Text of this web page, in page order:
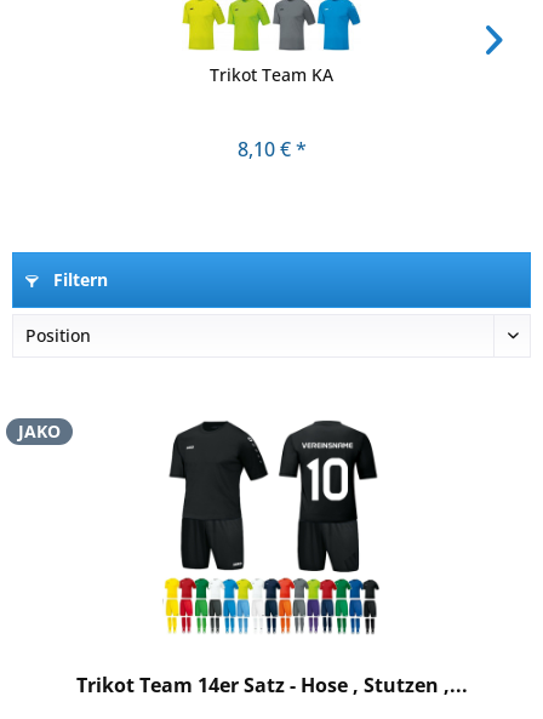
Trikot Team KA
8,10 € *
Filtern
JAKO
Trikot Team 14er Satz - Hose , Stutzen ,...